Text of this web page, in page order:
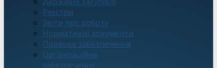
Реєстри
Звіти про роботу
Нормативні документи
Правове забезпечення
Організаційне
забезпечення